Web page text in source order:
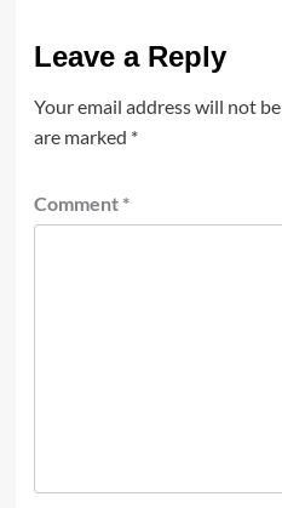
Leave a Reply
Your email address will not
are marked *
Comment *